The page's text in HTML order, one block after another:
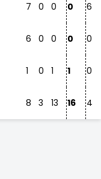
7 0 0 0 6
6 0 0 0 0
1 0 1 1 0
8 3 13 16 4